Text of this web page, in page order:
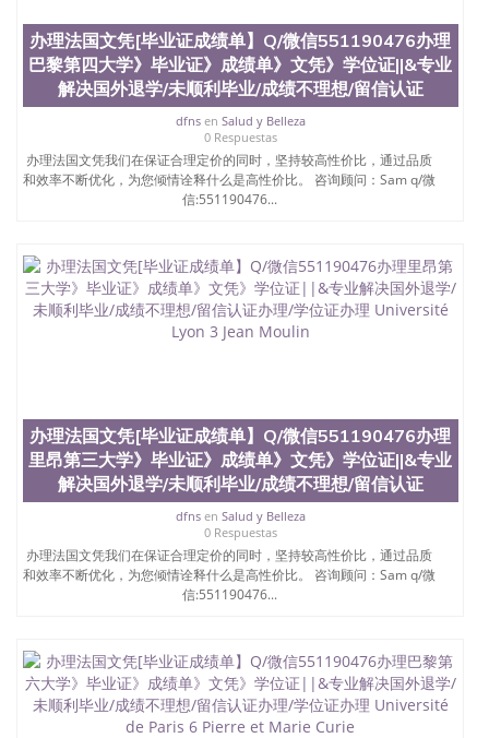
办理法国文凭[毕业证成绩单】Q/微信551190476办理
巴黎第四大学》毕业证》成绩单》文凭》学位证||&专业
解决国外退学/未顺利毕业/成绩不理想/留信认证
dfnsen Salud y Belleza
0 Respuestas
办理法国文凭我们在保证合理定价的同时，坚持较高性价比，通过品质
和效率不断优化，为您倾情诠释什么是高性价比。 咨询顾问：Sam q/微
信:551190476...
办理法国文凭[毕业证成绩单】Q/微信551190476办理
里昂第三大学》毕业证》成绩单》文凭》学位证||&专业
解决国外退学/未顺利毕业/成绩不理想/留信认证
dfnsen Salud y Belleza
0 Respuestas
办理法国文凭我们在保证合理定价的同时，坚持较高性价比，通过品质
和效率不断优化，为您倾情诠释什么是高性价比。 咨询顾问：Sam q/微
信:551190476...